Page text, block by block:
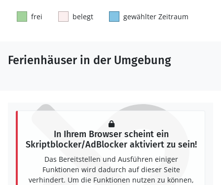
frei belegt gewählter Zeitraum
Ferienhäuser in der Umgebung
In Ihrem Browser scheint ein
Skriptblocker/AdBlocker aktiviert zu sein!
Das Bereitstellen und Ausführen einiger
Funktionen wird dadurch auf dieser Seite
verhindert. Um die Funktionen nutzen zu können,